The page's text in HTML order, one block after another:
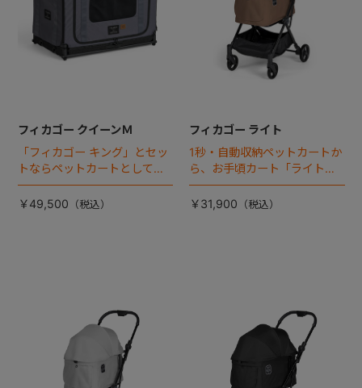
フィカゴー クイーンＭ
「フィカゴー キング」とセッ
トならペットカートとしても
使える、耐荷重50㎏の大型犬
向けケージが登場！
￥49,500
フィカゴー ライト
1秒・自動収納ペットカートか
ら、お手頃カート「ライト」
が登場！
￥31,900